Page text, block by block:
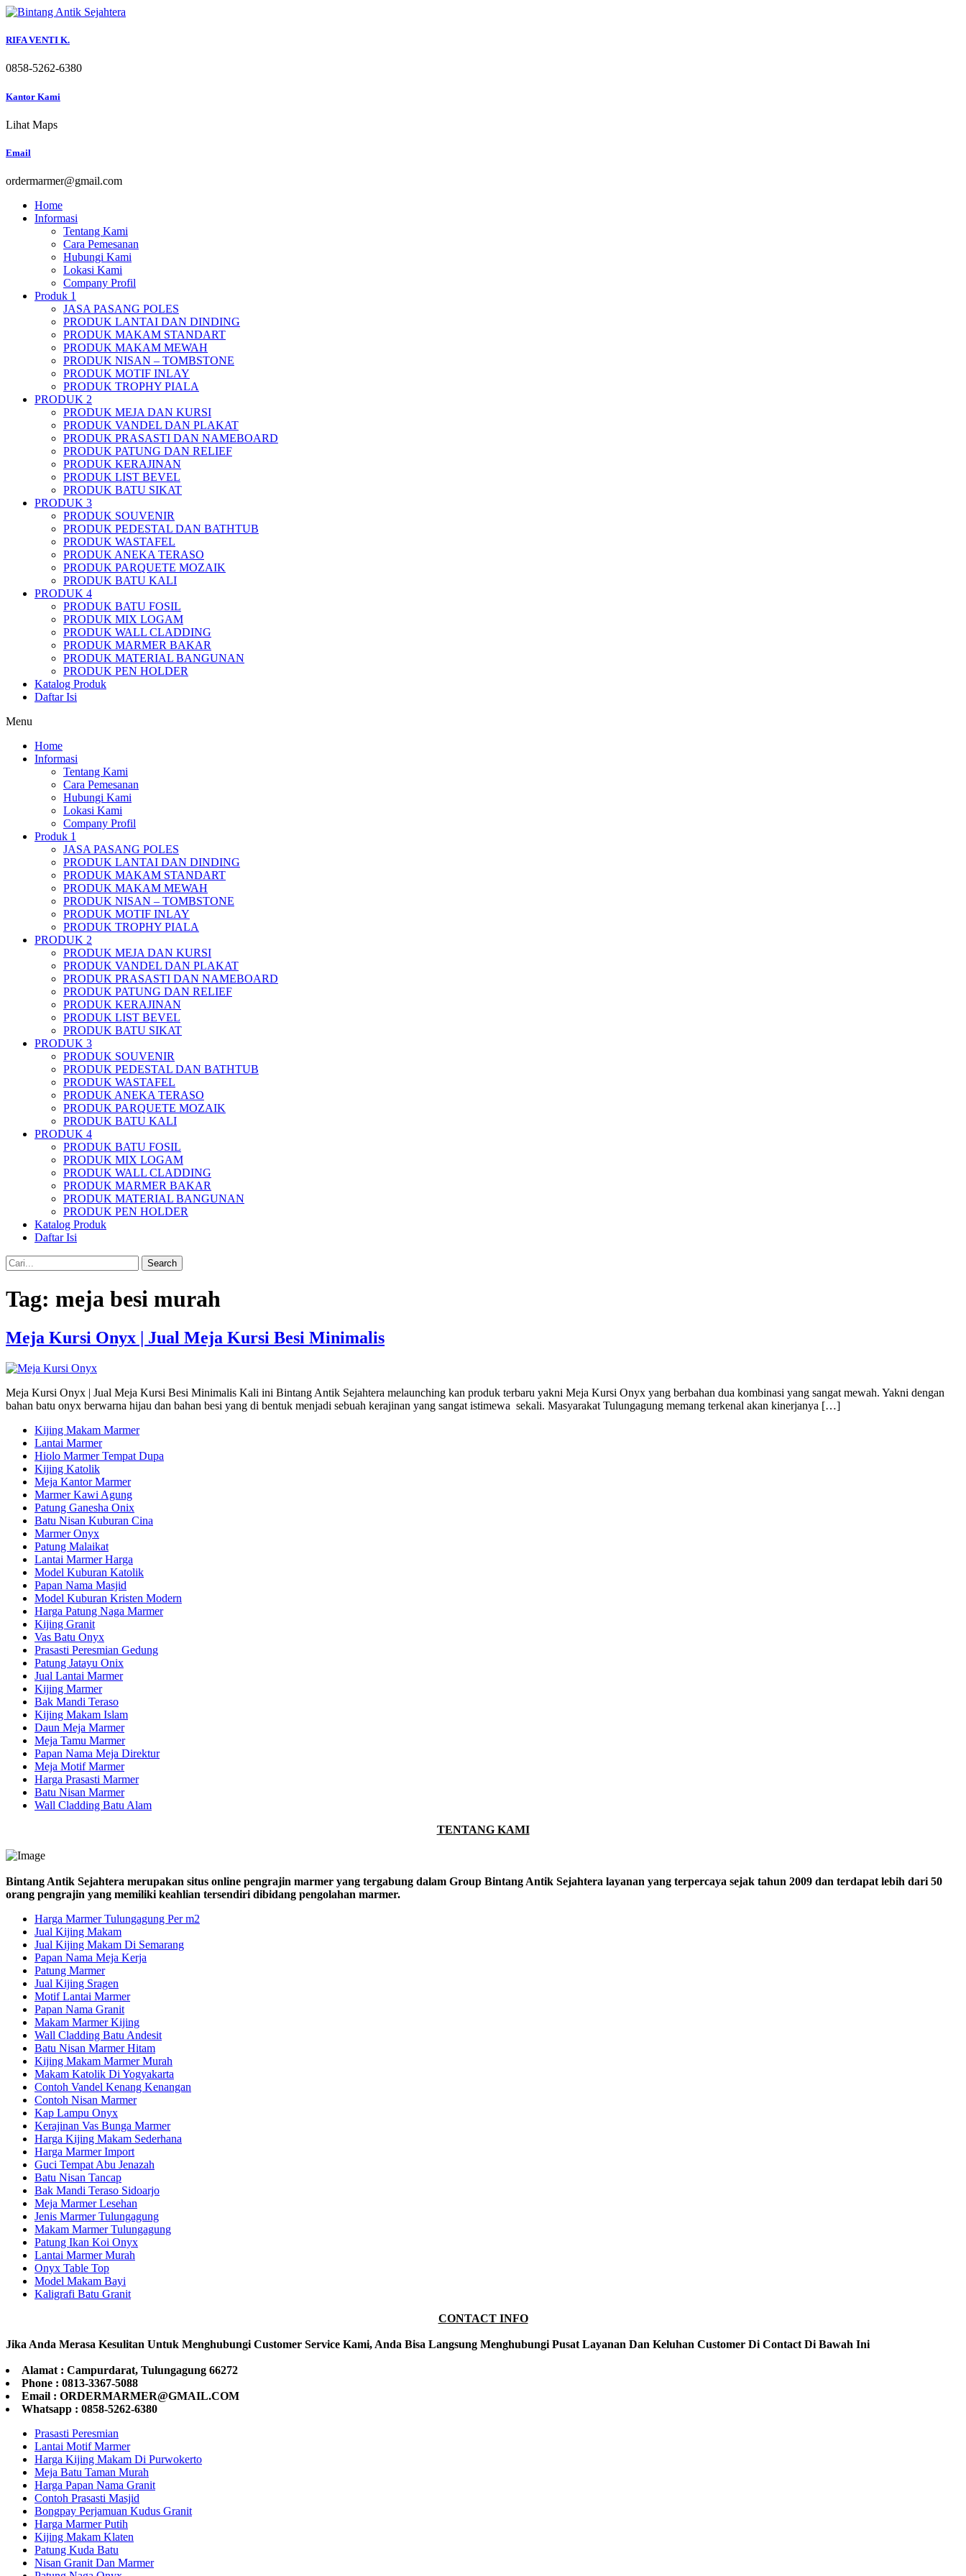
Skip
content
RIFA VENTI K.
0858-5262-6380
Kantor Kami
Lihat Maps
Email
ordermarmer@gmail.com
Home
Informasi
Tentang Kami
Cara Pemesanan
Hubungi Kami
Lokasi Kami
Company Profil
Produk 1
JASA PASANG POLES
PRODUK LANTAI DAN DINDING
PRODUK MAKAM STANDART
PRODUK MAKAM MEWAH
PRODUK NISAN – TOMBSTONE
PRODUK MOTIF INLAY
PRODUK TROPHY PIALA
PRODUK 2
PRODUK MEJA DAN KURSI
PRODUK VANDEL DAN PLAKAT
PRODUK PRASASTI DAN NAMEBOARD
PRODUK PATUNG DAN RELIEF
PRODUK KERAJINAN
PRODUK LIST BEVEL
PRODUK BATU SIKAT
PRODUK 3
PRODUK SOUVENIR
PRODUK PEDESTAL DAN BATHTUB
PRODUK WASTAFEL
PRODUK ANEKA TERASO
PRODUK PARQUETE MOZAIK
PRODUK BATU KALI
PRODUK 4
PRODUK BATU FOSIL
PRODUK MIX LOGAM
PRODUK WALL CLADDING
PRODUK MARMER BAKAR
PRODUK MATERIAL BANGUNAN
PRODUK PEN HOLDER
Katalog Produk
Daftar Isi
Menu
Home
Informasi
Tentang Kami
Cara Pemesanan
Hubungi Kami
Lokasi Kami
Company Profil
Produk 1
JASA PASANG POLES
PRODUK LANTAI DAN DINDING
PRODUK MAKAM STANDART
PRODUK MAKAM MEWAH
PRODUK NISAN – TOMBSTONE
PRODUK MOTIF INLAY
PRODUK TROPHY PIALA
PRODUK 2
PRODUK MEJA DAN KURSI
PRODUK VANDEL DAN PLAKAT
PRODUK PRASASTI DAN NAMEBOARD
PRODUK PATUNG DAN RELIEF
PRODUK KERAJINAN
PRODUK LIST BEVEL
PRODUK BATU SIKAT
PRODUK 3
PRODUK SOUVENIR
PRODUK PEDESTAL DAN BATHTUB
PRODUK WASTAFEL
PRODUK ANEKA TERASO
PRODUK PARQUETE MOZAIK
PRODUK BATU KALI
PRODUK 4
PRODUK BATU FOSIL
PRODUK MIX LOGAM
PRODUK WALL CLADDING
PRODUK MARMER BAKAR
PRODUK MATERIAL BANGUNAN
PRODUK PEN HOLDER
Katalog Produk
Daftar Isi
Search
Tag: meja besi murah
Meja Kursi Onyx | Jual Meja Kursi Besi Minimalis
Meja Kursi Onyx | Jual Meja Kursi Besi Minimalis Kali ini Bintang Antik Sejahtera melaunching kan produk terbaru yakni Meja Kursi Onyx yang berbahan dua kombinasi yang sangat mewah. Yakni dengan
bahan batu onyx berwarna hijau dan bahan besi yang di bentuk menjadi sebuah kerajinan yang sangat istimewa sekali. Masyarakat Tulungagung memang terkenal akan kinerjanya […]
Kijing Makam Marmer
Lantai Marmer
Hiolo Marmer Tempat Dupa
Kijing Katolik
Meja Kantor Marmer
Marmer Kawi Agung
Patung Ganesha Onix
Batu Nisan Kuburan Cina
Marmer Onyx
Patung Malaikat
Lantai Marmer Harga
Model Kuburan Katolik
Papan Nama Masjid
Model Kuburan Kristen Modern
Harga Patung Naga Marmer
Kijing Granit
Vas Batu Onyx
Prasasti Peresmian Gedung
Patung Jatayu Onix
Jual Lantai Marmer
Kijing Marmer
Bak Mandi Teraso
Kijing Makam Islam
Daun Meja Marmer
Meja Tamu Marmer
Papan Nama Meja Direktur
Meja Motif Marmer
Harga Prasasti Marmer
Batu Nisan Marmer
Wall Cladding Batu Alam
TENTANG KAMI
Bintang Antik Sejahtera merupakan situs online pengrajin marmer yang tergabung dalam Group Bintang Antik Sejahtera layanan yang terpercaya sejak tahun 2009 dan terdapat lebih dari 50
orang pengrajin yang memiliki keahlian tersendiri dibidang pengolahan marmer.
Harga Marmer Tulungagung Per m2
Jual Kijing Makam
Jual Kijing Makam Di Semarang
Papan Nama Meja Kerja
Patung Marmer
Jual Kijing Sragen
Motif Lantai Marmer
Papan Nama Granit
Makam Marmer Kijing
Wall Cladding Batu Andesit
Batu Nisan Marmer Hitam
Kijing Makam Marmer Murah
Makam Katolik Di Yogyakarta
Contoh Vandel Kenang Kenangan
Contoh Nisan Marmer
Kap Lampu Onyx
Kerajinan Vas Bunga Marmer
Harga Kijing Makam Sederhana
Harga Marmer Import
Guci Tempat Abu Jenazah
Batu Nisan Tancap
Bak Mandi Teraso Sidoarjo
Meja Marmer Lesehan
Jenis Marmer Tulungagung
Makam Marmer Tulungagung
Patung Ikan Koi Onyx
Lantai Marmer Murah
Onyx Table Top
Model Makam Bayi
Kaligrafi Batu Granit
CONTACT INFO
Jika Anda Merasa Kesulitan Untuk Menghubungi Customer Service Kami, Anda Bisa Langsung Menghubungi Pusat Layanan Dan Keluhan Customer Di Contact Di Bawah Ini
Alamat : Campurdarat, Tulungagung 66272
Phone : 0813-3367-5088
Email : ORDERMARMER@GMAIL.COM
Whatsapp : 0858-5262-6380
Prasasti Peresmian
Lantai Motif Marmer
Harga Kijing Makam Di Purwokerto
Meja Batu Taman Murah
Harga Papan Nama Granit
Contoh Prasasti Masjid
Bongpay Perjamuan Kudus Granit
Harga Marmer Putih
Kijing Makam Klaten
Patung Kuda Batu
Nisan Granit Dan Marmer